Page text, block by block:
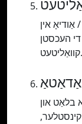
אַודיאָ אין
העכסטן
קוואַליטעט.
בלאַט און